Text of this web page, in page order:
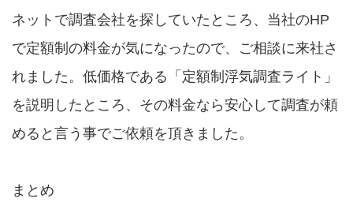
ネットで調査会社を探していたところ、当社のHP
で定額制の料金が気になったので、ご相談に来社さ
れました。低価格である「定額制浮気調査ライト」
を説明したところ、その料金なら安心して調査が頼
めると言う事でご依頼を頂きました。
まとめ